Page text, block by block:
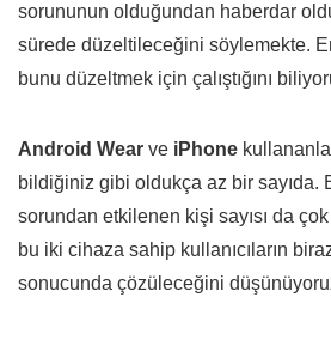
sorununun olduğundan haberdar
sürede düzeltileceğini söylemekte.
bunu düzeltmek için çalıştığını
Android Wear ve iPhone
bildiğiniz gibi oldukça az bir sayıda.
sorundan etkilenen kişi sayısı da
bu iki cihaza sahip kullanıcıların
sonucunda çözüleceğini